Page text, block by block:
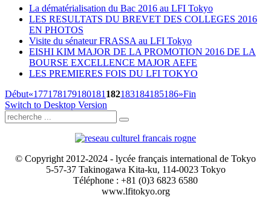
La dématérialisation du Bac 2016 au LFI Tokyo
LES RESULTATS DU BREVET DES COLLEGES 2016
EN PHOTOS
Visite du sénateur FRASSA au LFI Tokyo
EISHI KIM MAJOR DE LA PROMOTION 2016 DE LA
BOURSE EXCELLENCE MAJOR AEFE
LES PREMIERES FOIS DU LFI TOKYO
Début«177178179180181 182183184185186»Fin
Switch to Desktop Version
© Copyright 2012-2024 - lycée français international de Tokyo
5-57-37 Takinogawa Kita-ku, 114-0023 Tokyo
Téléphone : +81 (0)3 6823 6580
www.lfitokyo.org